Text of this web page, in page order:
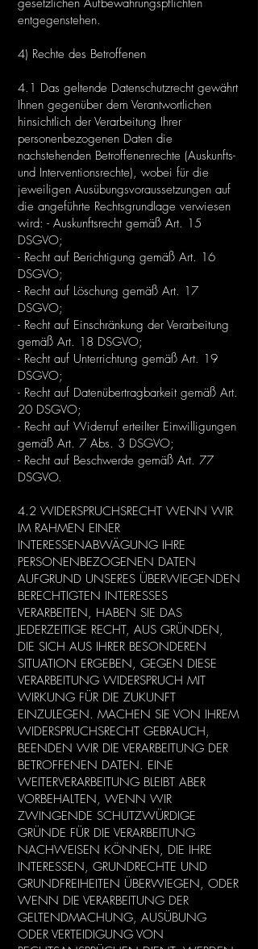
gesetzlichen Aufbewahrungspflichten
entgegenstehen.
4) Rechte des Betroffenen
4.1 Das geltende Datenschutzrecht gewährt
Ihnen gegenüber dem Verantwortlichen
hinsichtlich der Verarbeitung Ihrer
personenbezogenen Daten die
nachstehenden Betroffenenrechte (Auskunfts-
und Interventionsrechte), wobei für die
jeweiligen Ausübungsvoraussetzungen auf
die angeführte Rechtsgrundlage verwiesen
wird: - Auskunftsrecht gemäß Art. 15
DSGVO;
- Recht auf Berichtigung gemäß Art. 16
DSGVO;
- Recht auf Löschung gemäß Art. 17
DSGVO;
- Recht auf Einschränkung der Verarbeitung
gemäß Art. 18 DSGVO;
- Recht auf Unterrichtung gemäß Art. 19
DSGVO;
- Recht auf Datenübertragbarkeit gemäß Art.
20 DSGVO;
- Recht auf Widerruf erteilter Einwilligungen
gemäß Art. 7 Abs. 3 DSGVO;
- Recht auf Beschwerde gemäß Art. 77
DSGVO.
4.2 WIDERSPRUCHSRECHT WENN WIR
IM RAHMEN EINER
INTERESSENABWÄGUNG IHRE
PERSONENBEZOGENEN DATEN
AUFGRUND UNSERES ÜBERWIEGENDEN
BERECHTIGTEN INTERESSES
VERARBEITEN, HABEN SIE DAS
JEDERZEITIGE RECHT, AUS GRÜNDEN,
DIE SICH AUS IHRER BESONDEREN
SITUATION ERGEBEN, GEGEN DIESE
VERARBEITUNG WIDERSPRUCH MIT
WIRKUNG FÜR DIE ZUKUNFT
EINZULEGEN. MACHEN SIE VON IHREM
WIDERSPRUCHSRECHT GEBRAUCH,
BEENDEN WIR DIE VERARBEITUNG DER
BETROFFENEN DATEN. EINE
WEITERVERARBEITUNG BLEIBT ABER
VORBEHALTEN, WENN WIR
ZWINGENDE SCHUTZWÜRDIGE
GRÜNDE FÜR DIE VERARBEITUNG
NACHWEISEN KÖNNEN, DIE IHRE
INTERESSEN, GRUNDRECHTE UND
GRUNDFREIHEITEN ÜBERWIEGEN, ODER
WENN DIE VERARBEITUNG DER
GELTENDMACHUNG, AUSÜBUNG
ODER VERTEIDIGUNG VON